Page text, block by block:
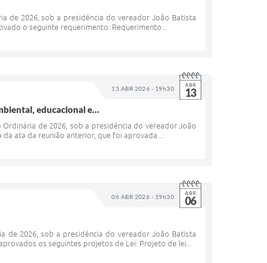
de 2026, sob a presidência do vereador João Batista
o seguinte requerimento: Requerimento...
13 ABR 2026 - 19h30 ABR
13
educacional e...
Ordinária de 2026, sob a presidência do vereador João
ata da reunião anterior, que foi aprovada...
06 ABR 2026 - 19h30 ABR
06
de 2026, sob a presidência do vereador João Batista
os seguintes projetos de Lei: Projeto de lei...